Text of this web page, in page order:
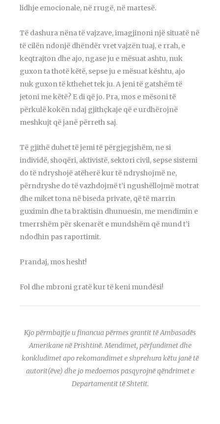
lidhje emocionale, në rrugë, në martesë.
Të dashura nëna të vajzave, imagjinoni një situatë në
të cilën ndonjë dhëndër vret vajzën tuaj, e rrah, e
keqtrajton dhe ajo, ngase ju e mësuat ashtu, nuk
guxon ta thotë këtë, sepse ju e mësuat kështu, ajo
nuk guxon të kthehet tek ju. A jeni të gatshëm të
jetoni me këtë? E di që jo. Pra, mos e mësoni të
përkulë kokën ndaj gjithçkaje që e urdhërojnë
meshkujt që janë përreth saj.
Të gjithë duhet të jemi të përgjegjshëm, ne si
individë, shoqëri, aktivistë, sektori civil, sepse sistemi
do të ndryshojë atëherë kur të ndryshojmë ne,
përndryshe do të vazhdojmë t’i ngushëllojmë motrat
dhe miket tona në biseda private, që të marrin
guximin dhe ta braktisin dhunuesin, me mendimin e
tmerrshëm për skenarët e mundshëm që mund t’i
ndodhin pas raportimit.
Prandaj, mos hesht!
Fol dhe mbroni gratë kur të keni mundësi!
Kjo përmbajtje u financua përmes grantit të Ambasadës
Amerikane në Prishtinë. Mendimet, përfundimet dhe
konkludimet apo rekomandimet e shprehura këtu janë të
autorit(ëve) dhe jo medoemos pasqyrojnë qëndrimet e
Departamentit të Shtetit.